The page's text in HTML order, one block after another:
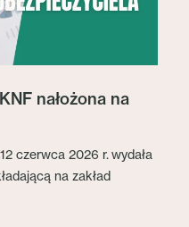
nałożona na
czerwca 2026 r. wydała
na zakład